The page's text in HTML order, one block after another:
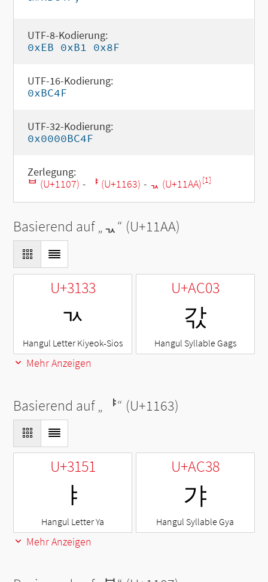
UTF-8-Kodierung:
0xEB 0xB1 0x8F
UTF-16-Kodierung:
0xBC4F
UTF-32-Kodierung:
0x0000BC4F
Zerlegung:
ᄇ (U+1107) - ᅣ (U+1163) - ᆪ (U+11AA)[1]
Basierend auf „ᆪ“ (U+11AA)
U+3133
ㄳ
Hangul Letter Kiyeok-Sios
U+AC03
갃
Hangul Syllable Gags
Mehr Anzeigen
Basierend auf „ ᅣ“ (U+1163)
U+3151
ㅑ
Hangul Letter Ya
U+AC38
갸
Hangul Syllable Gya
Mehr Anzeigen